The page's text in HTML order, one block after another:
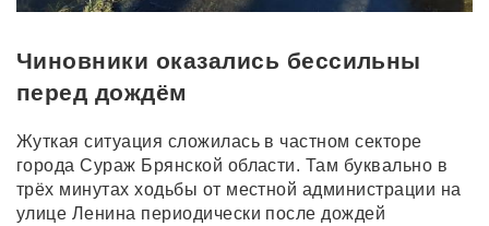
Чиновники оказались бессильны
перед дождём
Жуткая ситуация сложилась в частном секторе
города Сураж Брянской области. Там буквально в
трёх минутах ходьбы от местной администрации на
улице Ленина периодически после дождей